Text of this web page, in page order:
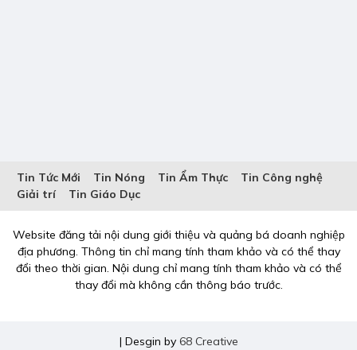
Tin Tức Mới Tin Nóng Tin Ẩm Thực
Tin Công nghệ
Giải trí
Tin Giáo Dục
Website đăng tải nội dung giới thiệu và quảng bá doanh nghiệp
địa phương. Thông tin chỉ mang tính tham khảo và có thể thay
đổi theo thời gian. Nội dung chỉ mang tính tham khảo và có thể
thay đổi mà không cần thông báo trước.
| Desgin by 68 Creative